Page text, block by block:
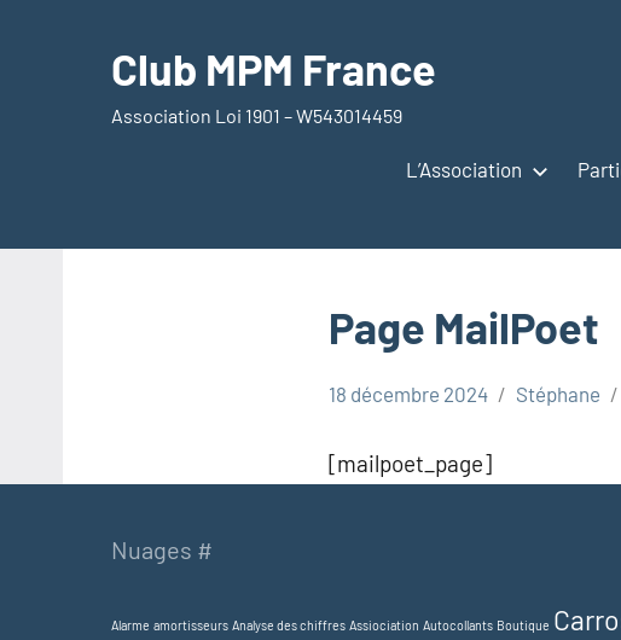
Club MPM France
Association Loi 1901 – W543014459
L’Association
Page MailPoet
18 décembre 2024 Stéphane
[mailpoet_page]
Nuages #
Alarme amortisseurs Analyse des chiffres Assiociation Autocollants Boutique